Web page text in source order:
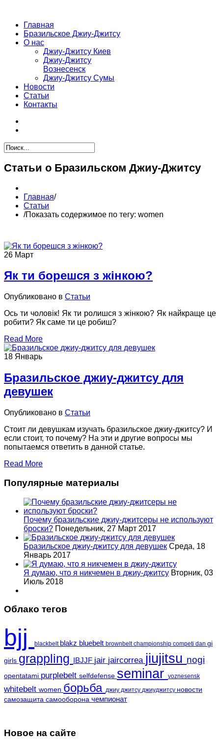
Главная
Бразильское Джиу-Джитсу
О нас
Джиу-Джитсу Киев
Джиу-Джитсу
Вознесенск
Джиу-Джитсу Сумы
Новости
Статьи
Контакты
Статьи о Бразильском Джиу-Джитсу
Главная/
Статьи
/Показать содержимое по тегу: women
26 Март
Як ти борешся з жінкою?
Опубликовано в Статьи
Ось ти чоловік! Як ти ролишся з жінкою? Як найкраще це
робити? Як саме ти це робиш?
Read More
18 Январь
Бразильское джиу-джитсу для
девушек
Опубликовано в Статьи
Стоит ли девушкам изучать бразильское джиу-джитсу? И
если стоит, то почему? На эти и другие вопросы мы
попытаемся ответить в данной статье.
Read More
Популярные материалы
Почему бразильские джиу-джитсеры не используют
броски? Понедельник, 27 Март 2017
Бразильское джиу-джитсу для девушек Среда, 18
Январь 2017
Я думаю, что я никчемен в джиу-джитсу Вторник, 03
Июль 2018
Облако тегов
bjj blackbelt blakz bluebelt brownbeltchampionship competi dan gi
girls grappling IBJJF jair jaircorrea jiujitsu nogi
opentatami purplebelt selfdefense seminar voznesensk
whitebelt women борьба джиу джитсу джиуджитсу новости
самозащита самооборона чемпионат
Новое на сайте